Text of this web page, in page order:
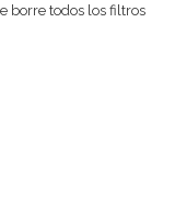
borre todos los filtros